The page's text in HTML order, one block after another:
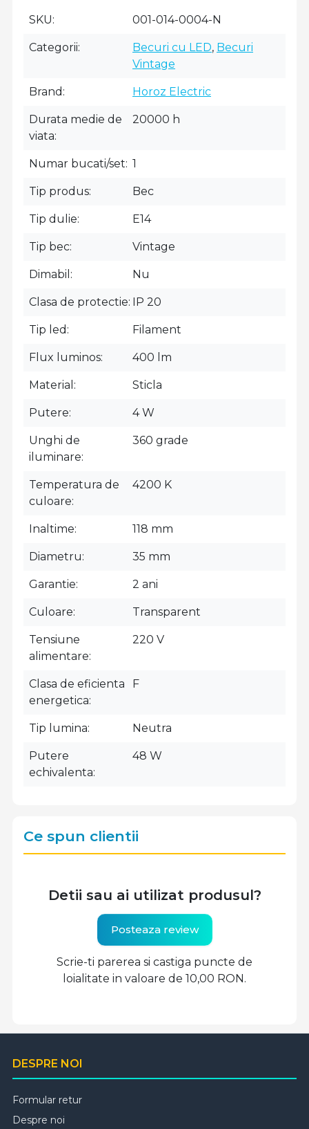
SKU 001-014-0004-N
Categorii Becuri cu LED, Becuri
Vintage
Brand Horoz Electric
Durata medie de
viata
20000 h
Numar bucati/set 1
Tip produs Bec
Tip dulie E14
Tip bec Vintage
Dimabil Nu
Clasa de protectie IP 20
Tip led Filament
Flux luminos 400 lm
Material Sticla
Putere 4 W
Unghi de
iluminare
360 grade
Temperatura de
culoare
4200 K
Inaltime 118 mm
Diametru 35 mm
Garantie 2 ani
Culoare Transparent
Tensiune
alimentare
220 V
Clasa de eficienta
energetica
F
Tip lumina Neutra
Putere
echivalenta
48 W
Ce spun clientii
Detii sau ai utilizat produsul?
Posteaza review
Scrie-ti parerea si castiga puncte de
loialitate in valoare de 10,00 RON.
DESPRE NOI
Formular retur
Despre noi